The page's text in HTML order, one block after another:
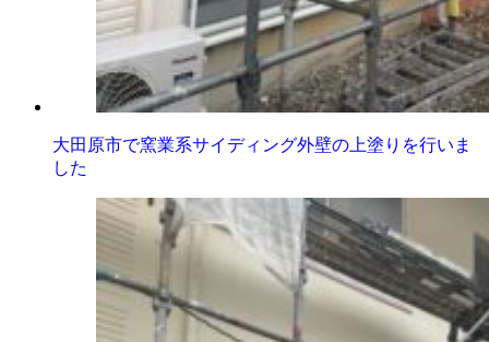
大田原市で窯業系サイディング外壁の上塗りを行いま
した